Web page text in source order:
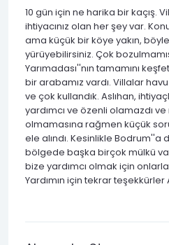
10 gün için ne harika bir kaçış.
ihtiyacınız olan her şey var.
ama küçük bir köye yakın,
yürüyebilirsiniz. Çok
Yarımadası''nın tamamını
bir arabamız vardı. Villalar
ve çok kullandık. Aslıhan,
yardımcı ve özenli olamazdı
olmamasına rağmen küçük
ele alındı. Kesinlikle
bölgede başka birçok mülkü
bize yardımcı olmak için
Yardımın için tekrar teşekkürler